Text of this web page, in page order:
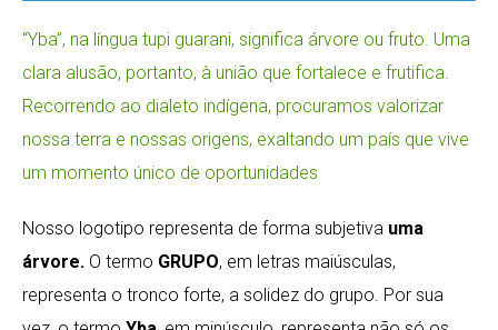
“Yba”, na língua tupi guarani, significa árvore ou fruto. Uma
clara alusão, portanto, à união que fortalece e frutifica.
Recorrendo ao dialeto indígena, procuramos valorizar
nossa terra e nossas origens, exaltando um país que vive
um momento único de oportunidades
Nosso logotipo representa de forma subjetiva uma
árvore. O termo GRUPO, em letras maiúsculas,
representa o tronco forte, a solidez do grupo. Por sua